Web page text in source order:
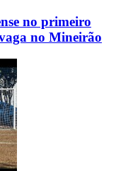
no primeiro
no Mineirão